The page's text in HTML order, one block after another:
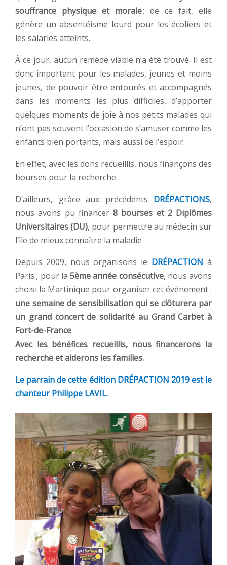
souffrance physique et morale; de ce fait, elle
génère un absentéisme lourd pour les écoliers et
les salariés atteints.
À ce jour, aucun remède viable n’a été trouvé. Il est
donc important pour les malades, jeunes et moins
jeunes, de pouvoir être entourés et accompagnés
dans les moments les plus difficiles, d’apporter
quelques moments de joie à nos petits malades qui
n’ont pas souvent l’occasion de s’amuser comme les
enfants bien portants, mais aussi de l’espoir.
En effet, avec les dons recueillis, nous finançons des
bourses pour la recherche.
D’ailleurs, grâce aux précédents DRÉPACTIONS,
nous avons pu financer 8 bourses et 2 Diplômes
Universitaires (DU), pour permettre au médecin sur
l’île de mieux connaître la maladie
Depuis 2009, nous organisons le DRÉPACTION à
Paris ; pour la 5ème année consécutive, nous avons
choisi la Martinique pour organiser cet événement :
une semaine de sensibilisation qui se clôturera par
un grand concert de solidarité au Grand Carbet à
Fort-de-France.
Avec les bénéfices recueillis, nous financerons la
recherche et aiderons les familles.
Le parrain de cette édition DRÉPACTION 2019 est le
chanteur Philippe LAVIL.